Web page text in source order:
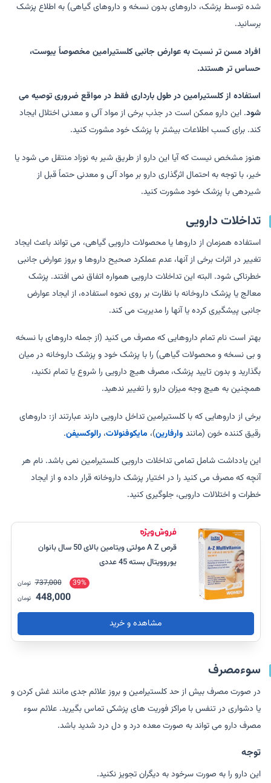
شده توسط پزشک، داروهای بدون نسخه و داروهای گیاهی) به اطلاع پزشک
برسانید.
افراد مسن تر نسبت به عوارض جانبی کلستیرامین مخصوصاً یبوست،
حساس تر هستند.
استفاده از کلستیرامین در طول بارداری فقط در مواقع ضروری توصیه می
شود. این دارو ممکن است در جذب برخی از مواد آلی و معدنی اختلال ایجاد
کند. برای کسب اطلاعات بیشتر با پزشک خود مشورت کنید.
هنوز مشخص نیست که آیا این دارو از طریق شیر به نوزاد منتقل می شود یا
خیر، با توجه به احتمال اثرگذاری دارو بر مواد آلی و معدنی حتماً قبل از
شیردهی با پزشک خود مشورت کنید.
تداخلات دارویی
استفاده همزمان از داروها یا محصولات دارویی گیاهی، می تواند باعث ایجاد
تغییر در اثرات برخی از آنها، عدم عملکرد صحیح داروها و بروز عوارض جانبی
خطرناکی شود. البته این تداخلات دارویی همواره اتفاق نمی افتند. پزشک
معالج یا پزشک داروخانه با نظارت بر روی نحوه استفاده، از ایجاد عوارض
جانبی پیشگیری کرده یا آنها را مدیریت می کند.
بهتر است نام تمام داروهایی که مصرف می کنید (از جمله داروهای با نسخه
و بی نسخه و محصولات گیاهی) را با پزشک خود و پزشک داروخانه در میان
بگذارید و بدون تایید پزشک، مصرف هیچ دارویی را شروع یا تمام نکنید،
همچنین به هیچ وجه میزان دارو را تغییر ندهید.
برخی از داروهایی که با کلستیرامین تداخل دارویی دارند عبارتند از: داروهای
رقیق کننده خون (مانند وارفارین)، مایکوفنولات،رالوکسیفن.
این یادداشت شامل تمامی تداخلات دارویی کلستیرامین نمی باشد. نام هر
آنچه که مصرف می کنید را در اختیار پزشک داروخانه قرار داده و از ایجاد
خطرات و اختلالات دارویی، جلوگیری کنید.
قرص A Z مولتی ویتامین بالای 50 سال بانوان
یوروویتال بسته 45 عددی
39%
737,000 تومان
448,000 تومان
مشاهده و خرید
سوءمصرف
در صورت مصرف بیش از حد کلستیرامین و بروز علائم جدی مانند غش کردن و
یا دشواری در تنفس با مراکز فوریت های پزشکی تماس بگیرید. علائم سوء
مصرف دارو می تواند به صورت معده درد و دل درد شدید باشد.
توجه
این دارو را به صورت سرخود به دیگران تجویز نکنید.